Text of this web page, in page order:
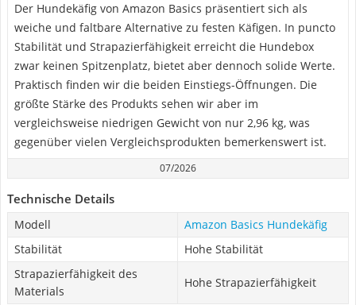
Der Hundekäfig von Amazon Basics präsentiert sich als
weiche und faltbare Alternative zu festen Käfigen. In puncto
Stabilität und Strapazierfähigkeit erreicht die Hundebox
zwar keinen Spitzenplatz, bietet aber dennoch solide Werte.
Praktisch finden wir die beiden Einstiegs-Öffnungen. Die
größte Stärke des Produkts sehen wir aber im
vergleichsweise niedrigen Gewicht von nur 2,96 kg, was
gegenüber vielen Vergleichsprodukten bemerkenswert ist.
07/2026
Technische Details
Modell
Amazon Basics Hundekäfig
Stabilität
Hohe Stabilität
Strapazierfähigkeit des
Materials
Hohe Strapazierfähigkeit